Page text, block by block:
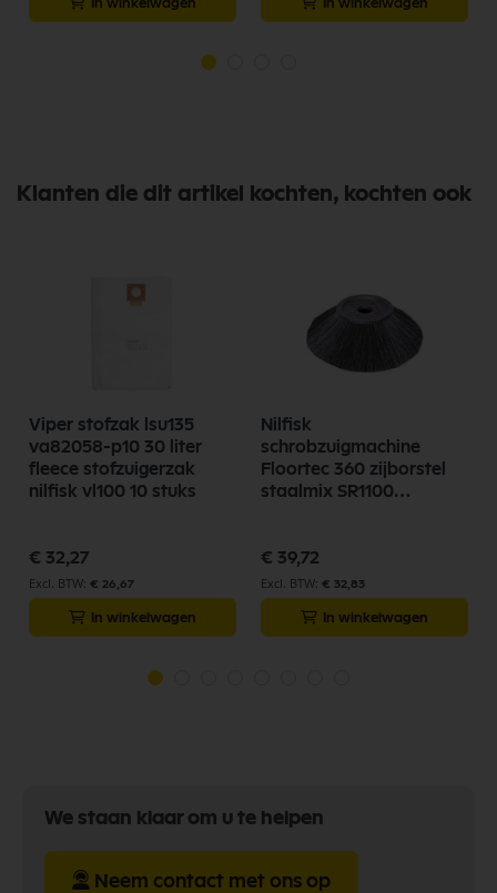
Klanten die dit artikel kochten, kochten ook
Viper stofzak lsu135
va82058-p10 30 liter
fleece stofzuigerzak
nilfisk vl100 10 stuks
€ 32,27
€ 26,67
In winkelwagen
Nilfisk
schrobzuigmachine
Floortec 360 zijborstel
staalmix SR1100
€ 39,72
€ 32,83
In winkelwagen
We staan klaar om u te helpen
Neem contact met ons op